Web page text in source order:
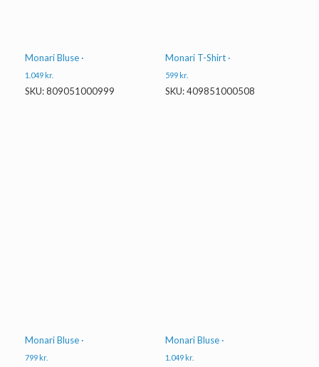
Monari Bluse ·
1.049kr.
SKU: 809051000999
Monari T-Shirt ·
599kr.
SKU: 409851000508
Monari Bluse ·
799kr.
Monari Bluse ·
1.049kr.